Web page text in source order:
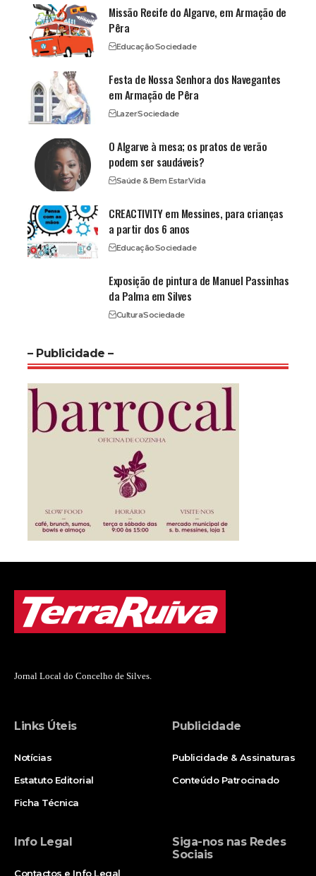
Missão Recife do Algarve, em Armação de
Pêra
EducaçãoSociedade
Festa de Nossa Senhora dos Navegantes
em Armação de Pêra
LazerSociedade
O Algarve à mesa; os pratos de verão
podem ser saudáveis?
Saúde & Bem EstarVida
CREACTIVITY em Messines, para crianças
a partir dos 6 anos
EducaçãoSociedade
Exposição de pintura de Manuel Passinhas
da Palma em Silves
CulturaSociedade
– Publicidade –
Jornal Local do Concelho de Silves.
Links Úteis
Notícias
Estatuto Editorial
Ficha Técnica
Publicidade
Publicidade & Assinaturas
Conteúdo Patrocinado
Info Legal
Contactos e Info Legal
Siga-nos nas Redes
Sociais